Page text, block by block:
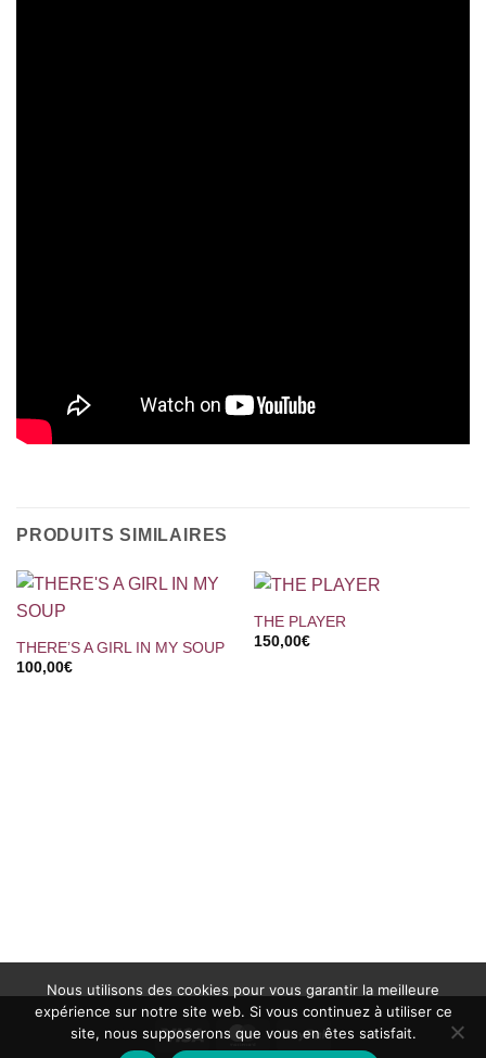
PRODUITS SIMILAIRES
THERE’S A GIRL IN MY SOUP
100,00€
THE PLAYER
150,00€
Visa MasterCardPayPal
Nous utilisons des cookies pour vous garantir la meilleure
expérience sur notre site web. Si vous continuez à utiliser ce
site, nous supposerons que vous en êtes satisfait.